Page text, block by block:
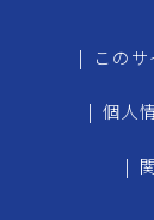
| この
| 個人
|